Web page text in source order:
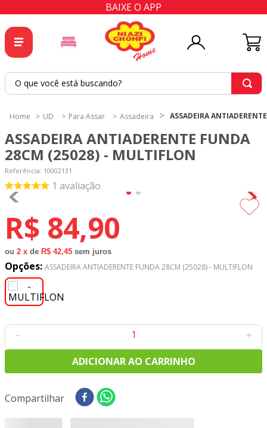
BAIXE O APP
O que você está buscando?
UD Para Assar Assadeira ASSADEIRA
ASSADEIRA ANTIADERENTE FUNDA
28CM (25028) - MULTIFLON
Referência: 10002131
1 avaliação
R$ 84,90
ou 2 x de R$ 42,45 sem juros
Opções: ASSADEIRA ANTIADERENTE FUNDA 28CM (25028) - MULTIFLON
＋
－
ADICIONAR AO CARRINHO
Compartilhar
2º
tapete
cortina
4º
tapetes
6º
tecido tricoline
7 º
percal
8º
tricoline digital
9 º
tecido oxford